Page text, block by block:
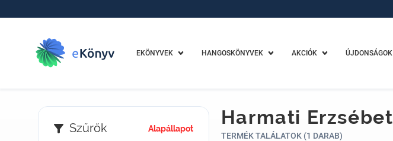
EKÖNYVEK HANGOSKÖNYVEK AKCIÓK ÚJDONSÁGOK
Szűrők Alapállapot
Harmati Erzsébet
TERMÉK TALÁLATOK (1 DARAB)